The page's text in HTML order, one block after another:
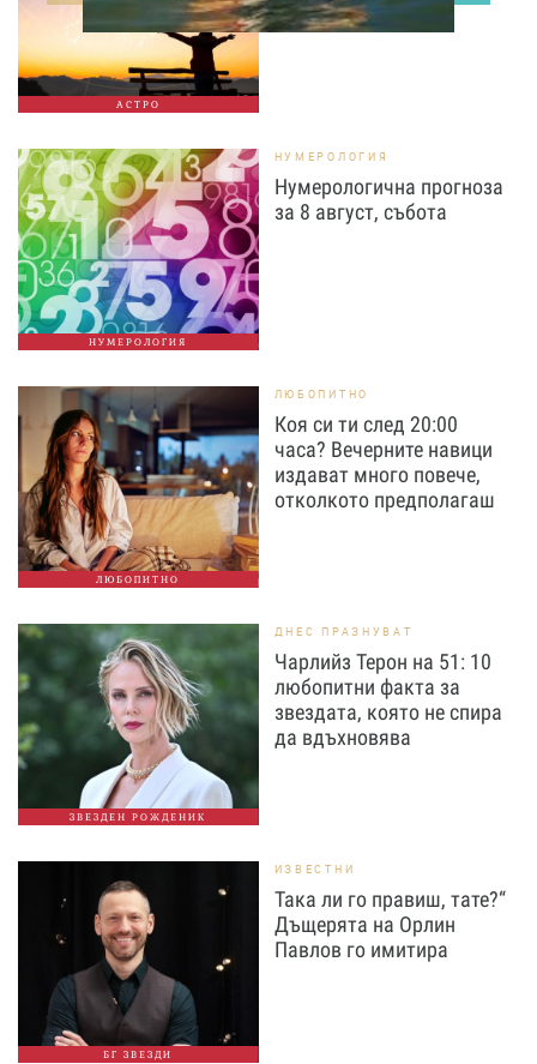
АСТРО
НУМЕРОЛОГИЯ
НУМЕРОЛОГИЯ
Нумерологична прогноза
за 8 август, събота
ЛЮБОПИТНО
ЛЮБОПИТНО
Коя си ти след 20:00
часа? Вечерните навици
издават много повече,
отколкото предполагаш
ЗВЕЗДЕН РОЖДЕНИК
ДНЕС ПРАЗНУВАТ
Чарлийз Терон на 51: 10
любопитни факта за
звездата, която не спира
да вдъхновява
БГ ЗВЕЗДИ
ИЗВЕСТНИ
Така ли го правиш, тате?“
Дъщерята на Орлин
Павлов го имитира